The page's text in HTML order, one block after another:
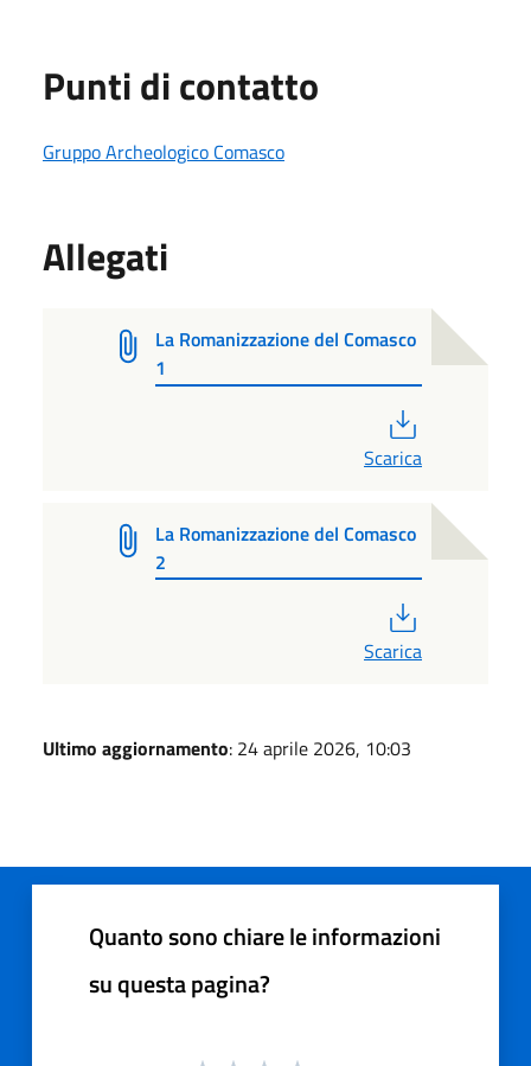
Punti di contatto
Gruppo Archeologico Comasco
Allegati
La Romanizzazione del Comasco
1
Scarica
La Romanizzazione del Comasco
2
Scarica
Ultimo aggiornamento: 24 aprile 2026, 10:03
Quanto sono chiare le informazioni
su questa pagina?